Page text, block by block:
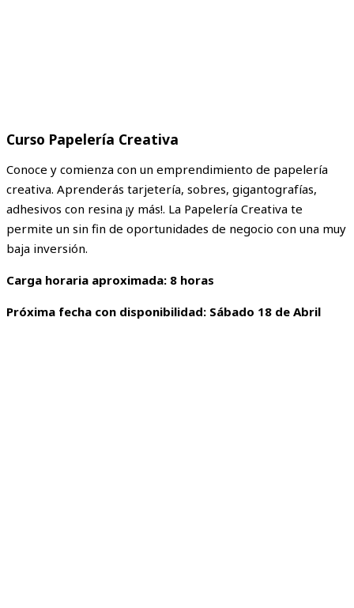
Curso Papelería Creativa
Conoce y comienza con un emprendimiento de papelería
creativa. Aprenderás tarjetería, sobres, gigantografías,
adhesivos con resina ¡y más!. La Papelería Creativa te
permite un sin fin de oportunidades de negocio con una muy
baja inversión.
Carga horaria aproximada: 8 horas
Próxima fecha con disponibilidad: Sábado 18 de Abril